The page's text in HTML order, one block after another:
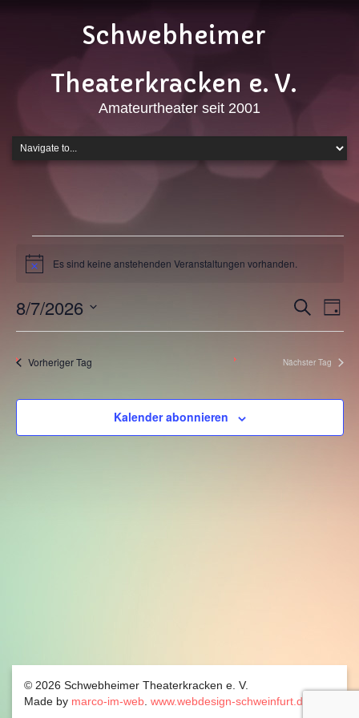
Schwebheimer
Theaterkracken e. V.
Amateurtheater seit 2001
Veranstaltungen
für
7.
August
HinweisEs sind keine anstehenden Veranstaltungen vorhanden.
Suche
und
Navigation
Suche
Tag
8/7/2026
Vorheriger Tag Nächster Tag
Kalender abonnieren
© 2026 Schwebheimer Theaterkracken e. V.
Made by marco-im-web www.webdesign-schweinfurt.de